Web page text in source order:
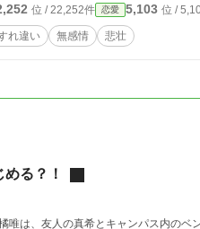
位 / 22,252件 恋愛 5,103 位 /
れ違い 無感情 悲壮
る？！
唯は、友人の真希とキャンパス内のベ